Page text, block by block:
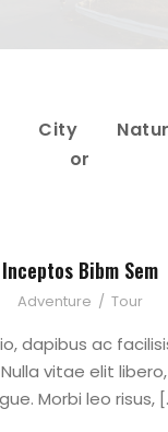
City
or
Inceptos Bibm Sem
Adventure / Tour
dapibus ac
vitae elit
Morbi leo risus,